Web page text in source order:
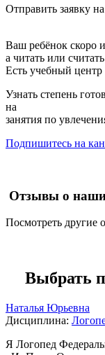
Отправить заявку на
Ваш ребёнок скоро
а читать или
Есть учебный
Узнать степень
на
занятия по
Подпишитесь на
Отзывы о
Посмотреть другие
Выбрать
Наталья Юрьевна
Дисциплина:
Я Логопед